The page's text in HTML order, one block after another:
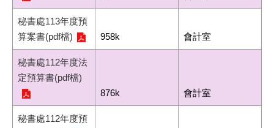
秘書處113年度預
算案書(pdf檔)
958k 會計室
秘書處112年度法
定預算書(pdf檔)
876k
會計室
秘書處112年度預